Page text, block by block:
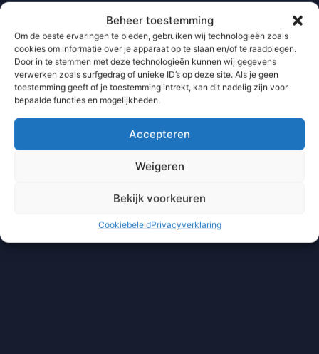
Beheer toestemming
Om de beste ervaringen te bieden, gebruiken wij technologieën zoals
cookies om informatie over je apparaat op te slaan en/of te raadplegen.
Door in te stemmen met deze technologieën kunnen wij gegevens
verwerken zoals surfgedrag of unieke ID’s op deze site. Als je geen
toestemming geeft of je toestemming intrekt, kan dit nadelig zijn voor
bepaalde functies en mogelijkheden.
Accepteren
Weigeren
Bekijk voorkeuren
CookiebeleidPrivacyverklaring